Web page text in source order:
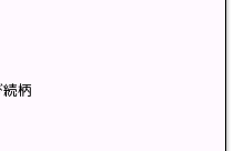
柄